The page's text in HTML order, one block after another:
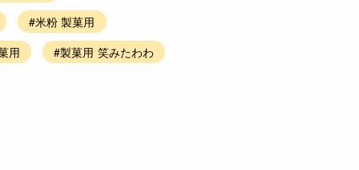
#米粉 製菓用
用
#製菓用 笑みたわわ